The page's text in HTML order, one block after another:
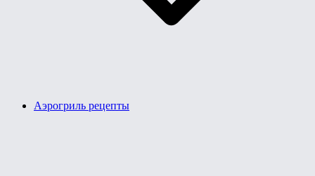
Аэрогриль рецепты